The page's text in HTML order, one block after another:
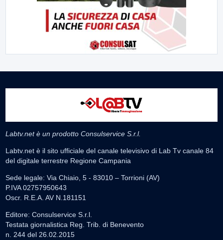
Labtv.net è un prodotto Consulservice S.r.l.
Labtv.net è il sito ufficiale del canale televisivo di Lab Tv canale 84
del digitale terrestre Regione Campania
Sede legale: Via Chiaio, 5 - 83010 – Torrioni (AV)
P.IVA 02757950643
Oscr. R.E.A. AV N.181151
Editore: Consulservice S.r.l.
Testata giornalistica Reg. Trib. di Benevento
n. 244 del 26.02.2015